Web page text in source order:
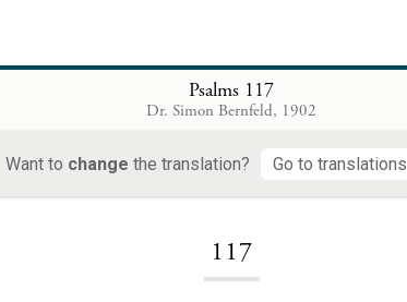
Psalms 117
Dr. Simon Bernfeld, 1902
Want to change the translation? Go to translations
117